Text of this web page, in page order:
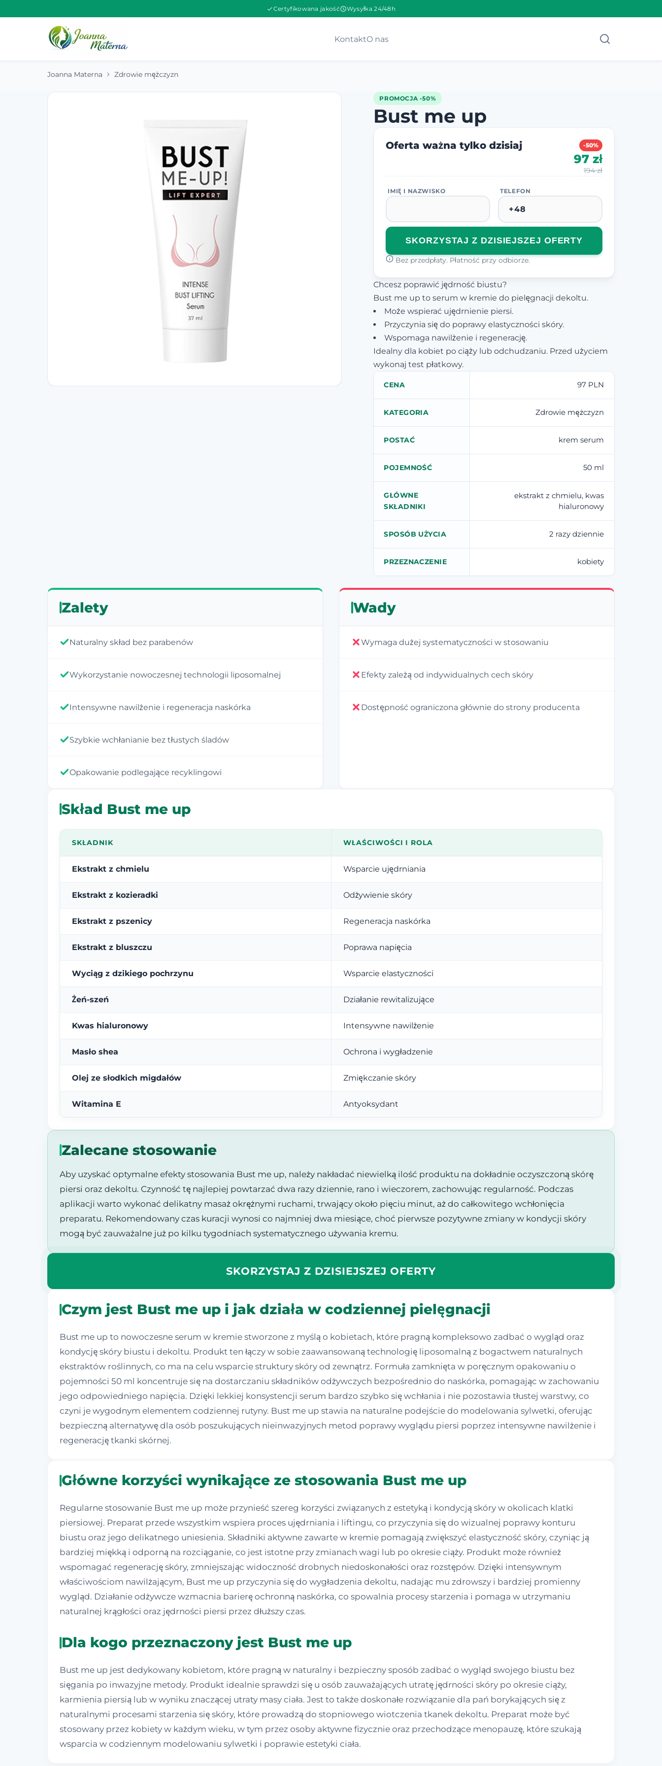
Certyfikowana jakość Wysyłka 24/48h
KontaktO nas
Joanna Materna Zdrowie mężczyzn
PROMOCJA -50%
Bust me up
Oferta ważna tylko dzisiaj -50%
97 zł
194 zł
IMIĘ I NAZWISKO TELEFON
SKORZYSTAJ Z DZISIEJSZEJ OFERTY
Bez przedpłaty. Płatność przy odbiorze.
Chcesz poprawić jędrność biustu?
Bust me up to serum w kremie do pielęgnacji dekoltu.
Może wspierać ujędrnienie piersi.
Przyczynia się do poprawy elastyczności skóry.
Wspomaga nawilżenie i regenerację.
Idealny dla kobiet po ciąży lub odchudzaniu. Przed użyciem
wykonaj test płatkowy.
CENA 97 PLN
KATEGORIA Zdrowie mężczyzn
POSTAĆ krem serum
POJEMNOŚĆ 50 ml
GŁÓWNE
SKŁADNIKI
ekstrakt z chmielu, kwas
hialuronowy
SPOSÓB UŻYCIA 2 razy dziennie
PRZEZNACZENIE kobiety
Zalety
Naturalny skład bez parabenów
Wykorzystanie nowoczesnej technologii liposomalnej
Intensywne nawilżenie i regeneracja naskórka
Szybkie wchłanianie bez tłustych śladów
Opakowanie podlegające recyklingowi
Wady
Wymaga dużej systematyczności w stosowaniu
Efekty zależą od indywidualnych cech skóry
Dostępność ograniczona głównie do strony producenta
Skład Bust me up
SKŁADNIK WŁAŚCIWOŚCI I ROLA
Ekstrakt z chmielu Wsparcie ujędrniania
Ekstrakt z kozieradki Odżywienie skóry
Ekstrakt z pszenicy Regeneracja naskórka
Ekstrakt z bluszczu Poprawa napięcia
Wyciąg z dzikiego pochrzynu Wsparcie elastyczności
Żeń-szeń Działanie rewitalizujące
Kwas hialuronowy Intensywne nawilżenie
Masło shea Ochrona i wygładzenie
Olej ze słodkich migdałów Zmiękczanie skóry
Witamina E Antyoksydant
Zalecane stosowanie
Aby uzyskać optymalne efekty stosowania Bust me up, należy nakładać niewielką ilość produktu na dokładnie oczyszczoną skórę
piersi oraz dekoltu. Czynność tę najlepiej powtarzać dwa razy dziennie, rano i wieczorem, zachowując regularność. Podczas
aplikacji warto wykonać delikatny masaż okrężnymi ruchami, trwający około pięciu minut, aż do całkowitego wchłonięcia
preparatu. Rekomendowany czas kuracji wynosi co najmniej dwa miesiące, choć pierwsze pozytywne zmiany w kondycji skóry
mogą być zauważalne już po kilku tygodniach systematycznego używania kremu.
SKORZYSTAJ Z DZISIEJSZEJ OFERTY
Czym jest Bust me up i jak działa w codziennej pielęgnacji
Bust me up to nowoczesne serum w kremie stworzone z myślą o kobietach, które pragną kompleksowo zadbać o wygląd oraz
kondycję skóry biustu i dekoltu. Produkt ten łączy w sobie zaawansowaną technologię liposomalną z bogactwem naturalnych
ekstraktów roślinnych, co ma na celu wsparcie struktury skóry od zewnątrz. Formuła zamknięta w poręcznym opakowaniu o
pojemności 50 ml koncentruje się na dostarczaniu składników odżywczych bezpośrednio do naskórka, pomagając w zachowaniu
jego odpowiedniego napięcia. Dzięki lekkiej konsystencji serum bardzo szybko się wchłania i nie pozostawia tłustej warstwy, co
czyni je wygodnym elementem codziennej rutyny. Bust me up stawia na naturalne podejście do modelowania sylwetki, oferując
bezpieczną alternatywę dla osób poszukujących nieinwazyjnych metod poprawy wyglądu piersi poprzez intensywne nawilżenie i
regenerację tkanki skórnej.
Główne korzyści wynikające ze stosowania Bust me up
Regularne stosowanie Bust me up może przynieść szereg korzyści związanych z estetyką i kondycją skóry w okolicach klatki
piersiowej. Preparat przede wszystkim wspiera proces ujędrniania i liftingu, co przyczynia się do wizualnej poprawy konturu
biustu oraz jego delikatnego uniesienia. Składniki aktywne zawarte w kremie pomagają zwiększyć elastyczność skóry, czyniąc ją
bardziej miękką i odporną na rozciąganie, co jest istotne przy zmianach wagi lub po okresie ciąży. Produkt może również
wspomagać regenerację skóry, zmniejszając widoczność drobnych niedoskonałości oraz rozstępów. Dzięki intensywnym
właściwościom nawilżającym, Bust me up przyczynia się do wygładzenia dekoltu, nadając mu zdrowszy i bardziej promienny
wygląd. Działanie odżywcze wzmacnia barierę ochronną naskórka, co spowalnia procesy starzenia i pomaga w utrzymaniu
naturalnej krągłości oraz jędrności piersi przez dłuższy czas.
Dla kogo przeznaczony jest Bust me up
Bust me up jest dedykowany kobietom, które pragną w naturalny i bezpieczny sposób zadbać o wygląd swojego biustu bez
sięgania po inwazyjne metody. Produkt idealnie sprawdzi się u osób zauważających utratę jędrności skóry po okresie ciąży,
karmienia piersią lub w wyniku znaczącej utraty masy ciała. Jest to także doskonałe rozwiązanie dla pań borykających się z
naturalnymi procesami starzenia się skóry, które prowadzą do stopniowego wiotczenia tkanek dekoltu. Preparat może być
stosowany przez kobiety w każdym wieku, w tym przez osoby aktywne fizycznie oraz przechodzące menopauzę, które szukają
wsparcia w codziennym modelowaniu sylwetki i poprawie estetyki ciała.